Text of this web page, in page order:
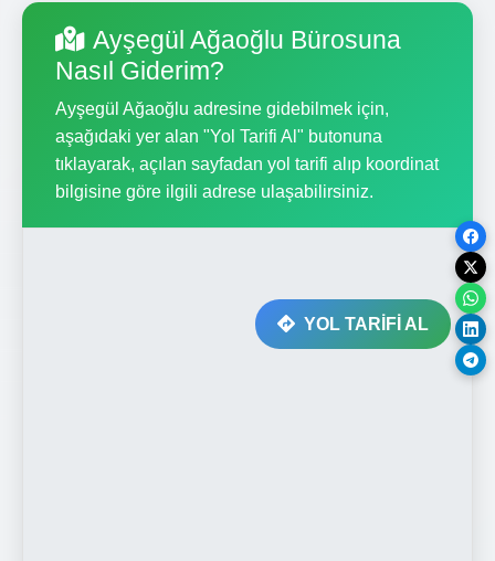
Ayşegül Ağaoğlu Bürosuna
Nasıl Giderim?
Ayşegül Ağaoğlu adresine gidebilmek için,
aşağıdaki yer alan "Yol Tarifi Al" butonuna
tıklayarak, açılan sayfadan yol tarifi alıp koordinat
bilgisine göre ilgili adrese ulaşabilirsiniz.
YOL TARİFİ AL